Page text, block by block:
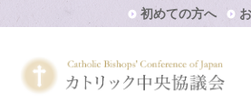
初めての方へ